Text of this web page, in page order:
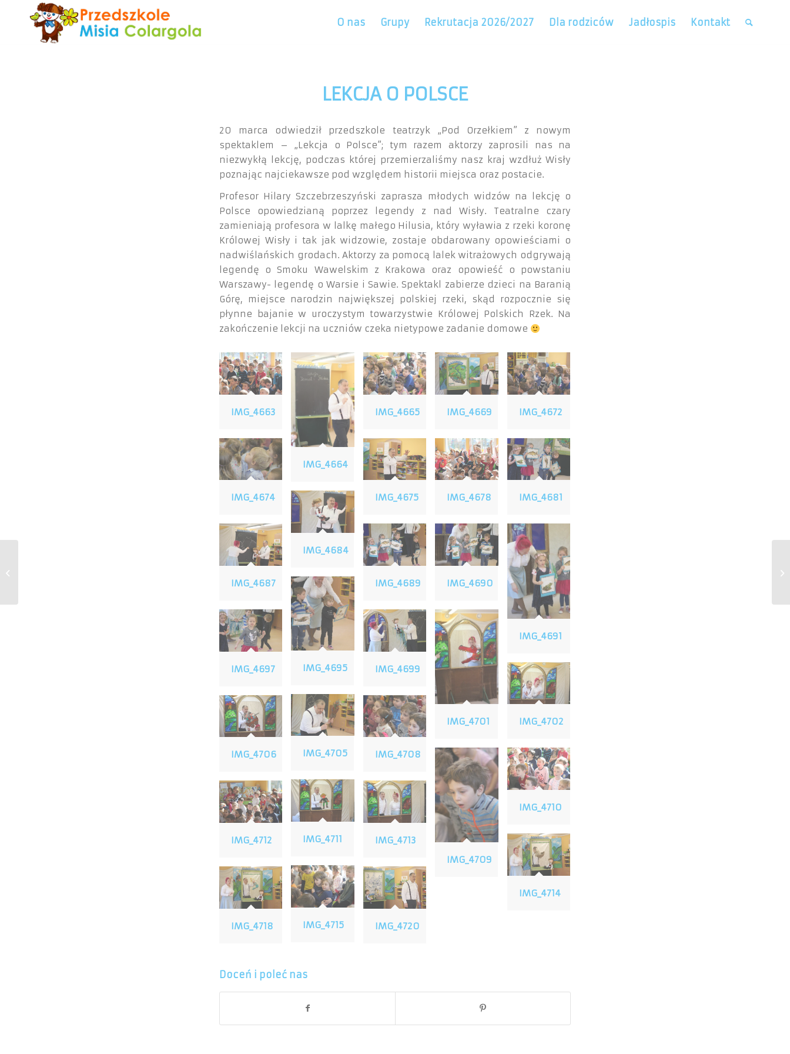
O nas Grupy Rekrutacja 2026/2027 Dla rodziców Jadłospis Kontakt
LEKCJA O POLSCE
20 marca odwiedził przedszkole teatrzyk „Pod Orzełkiem” z nowym
spektaklem – „Lekcja o Polsce”; tym razem aktorzy zaprosili nas na
niezwykłą lekcję, podczas której przemierzaliśmy nasz kraj wzdłuż Wisły
poznając najciekawsze pod względem historii miejsca oraz postacie.
Profesor Hilary Szczebrzeszyński zaprasza młodych widzów na lekcję o
Polsce opowiedzianą poprzez legendy z nad Wisły. Teatralne czary
zamieniają profesora w lalkę małego Hilusia, który wyławia z rzeki koronę
Królowej Wisły i tak jak widzowie, zostaje obdarowany opowieściami o
nadwiślańskich grodach. Aktorzy za pomocą lalek witrażowych odgrywają
legendę o Smoku Wawelskim z Krakowa oraz opowieść o powstaniu
Warszawy- legendę o Warsie i Sawie. Spektakl zabierze dzieci na Baranią
Górę, miejsce narodzin największej polskiej rzeki, skąd rozpocznie się
płynne bajanie w uroczystym towarzystwie Królowej Polskich Rzek. Na
zakończenie lekcji na uczniów czeka nietypowe zadanie domowe
IMG_4663
IMG_4664
IMG_4665 IMG_4669 IMG_4672
IMG_4674 IMG_4675 IMG_4678 IMG_4681
IMG_4684
IMG_4687 IMG_4689 IMG_4690
IMG_4691
IMG_4695
IMG_4697 IMG_4699
IMG_4701 IMG_4702
IMG_4705
IMG_4706 IMG_4708
IMG_4709
IMG_4710
IMG_4711
IMG_4712 IMG_4713
IMG_4714
IMG_4715
IMG_4718 IMG_4720
Doceń i poleć nas